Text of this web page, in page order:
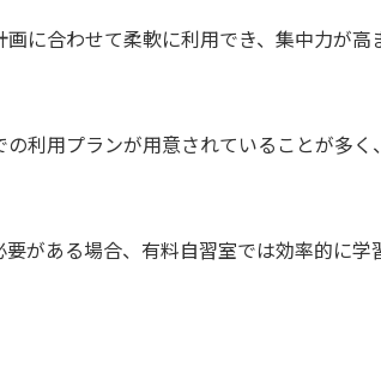
に合わせて柔軟に利用でき、集中力が高
利用プランが用意されていることが多く
がある場合、有料自習室では効率的に学